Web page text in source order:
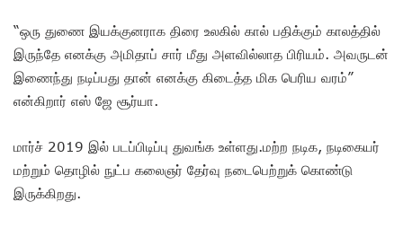
“ஒரு துணை இயக்குனராக திரை உலகில் கால் பதிக்கும் காலத்தில்
இருந்தே எனக்கு அமிதாப் சார் மீது அளவில்லாத பிரியம். அவருடன்
இணைந்து நடிப்பது தான் எனக்கு கிடைத்த மிக பெரிய வரம்”
என்கிறார் எஸ் ஜே சூர்யா.
மார்ச் 2019 இல் படப்பிடிப்பு துவங்க உள்ளது.மற்ற நடிக, நடிகையர்
மற்றும் தொழில் நுட்ப கலைஞர் தேர்வு நடைபெற்றுக் கொண்டு
இருக்கிறது.